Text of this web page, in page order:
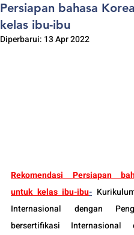
Persiapan bahasa
kelas ibu-ibu
Diperbarui: 13 Apr 2022
Rekomendasi Persiapan
untuk kelas ibu-ibu-
Internasional dengan
bersertifikasi Internasional